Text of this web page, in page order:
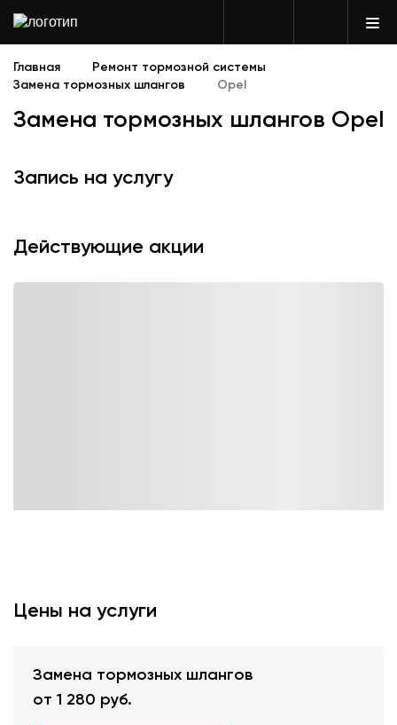
Главная
Ремонт тормозной системы
Замена тормозных шлангов
Opel
Замена тормозных шлангов Opel
Запись на услугу
Действующие акции
Цены на услуги
Замена тормозных шлангов
от 1 280 руб.